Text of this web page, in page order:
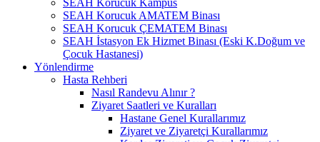
SEAH Korucuk AMATEM Binası
SEAH Korucuk ÇEMATEM Binası
SEAH İstasyon Ek Hizmet Binası (Eski K.Doğum ve
Çocuk Hastanesi)
Yönlendirme
Hasta Rehberi
Nasıl Randevu Alınır ?
Ziyaret Saatleri ve Kuralları
Hastane Genel Kurallarımız
Ziyaret ve Ziyaretçi Kurallarımız